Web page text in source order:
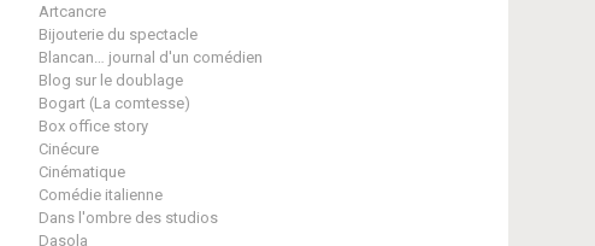
Artcancre
Bijouterie du spectacle
Blancan… journal d'un comédien
Blog sur le doublage
Bogart (La comtesse)
Box office story
Cinécure
Cinématique
Comédie italienne
Dans l'ombre des studios
Dasola